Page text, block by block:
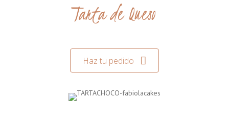
Tarta de Queso
Haz tu pedido